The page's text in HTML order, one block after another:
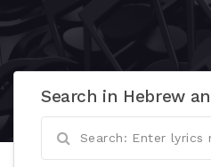
Search in Hebrew